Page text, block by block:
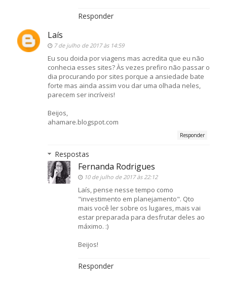
Responder
Laís
7 de julho de 2017 às 14:59
Eu sou doida por viagens mas acredita que eu não
conhecia esses sites? Às vezes prefiro não passar o
dia procurando por sites porque a ansiedade bate
forte mas ainda assim vou dar uma olhada neles,
parecem ser incríveis!
Beijos,
ahamare.blogspot.com
Responder
Respostas
Fernanda Rodrigues
10 de julho de 2017 às 22:12
Laís, pense nesse tempo como
"investimento em planejamento". Qto
mais você ler sobre os lugares, mais vai
estar preparada para desfrutar deles ao
máximo. :)
Beijos!
Responder